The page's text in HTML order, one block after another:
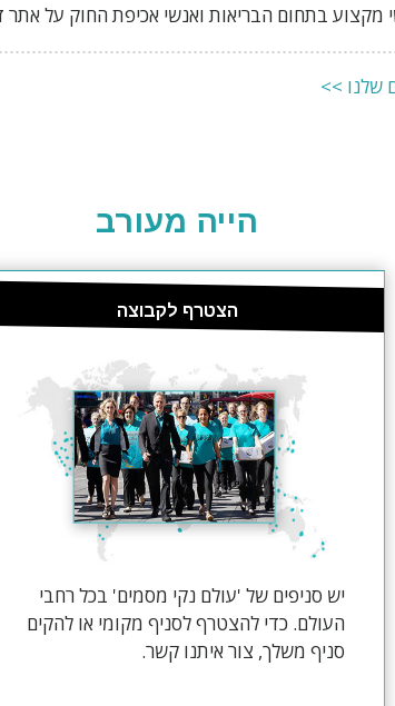
מקצוע בתחום הבריאות ואנשי אכיפת החוק על אתר
שלנו >>
הייה מעורב
הצטרף לקבוצה
יש סניפים של 'עולם נקי מסמים' בכל רחבי
העולם. כדי להצטרף לסניף מקומי או להקים
סניף משלך, צור איתנו קשר.